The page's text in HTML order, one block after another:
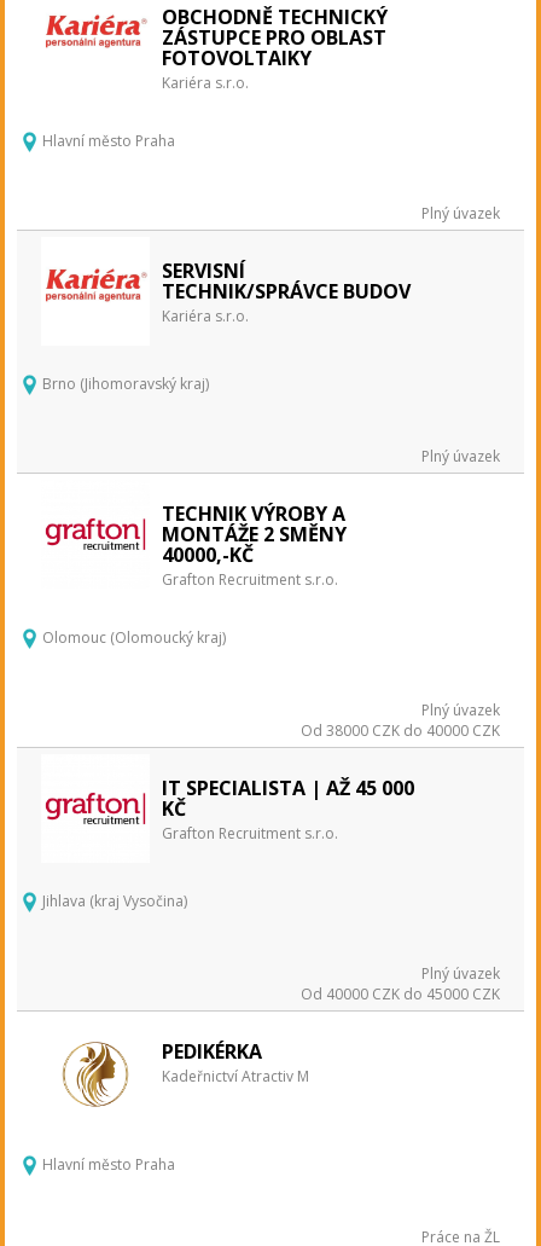
OBCHODNĚ TECHNICKÝ
ZÁSTUPCE PRO OBLAST
FOTOVOLTAIKY
Kariéra s.r.o.
Hlavní město Praha
Plný úvazek
SERVISNÍ
TECHNIK/SPRÁVCE BUDOV
Kariéra s.r.o.
Brno (Jihomoravský kraj)
Plný úvazek
TECHNIK VÝROBY A
MONTÁŽE 2 SMĚNY
40000,-KČ
Grafton Recruitment s.r.o.
Olomouc (Olomoucký kraj)
Plný úvazek
Od 38000 CZK do 40000 CZK
IT SPECIALISTA | AŽ 45 000
KČ
Grafton Recruitment s.r.o.
Jihlava (kraj Vysočina)
Plný úvazek
Od 40000 CZK do 45000 CZK
PEDIKÉRKA
Kadeřnictví Atractiv M
Hlavní město Praha
Práce na ŽL